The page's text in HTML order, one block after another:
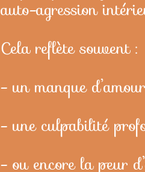
auto-agression
Cela reflète souvent :
- un manque
- une culpabilité
- ou encore la peur